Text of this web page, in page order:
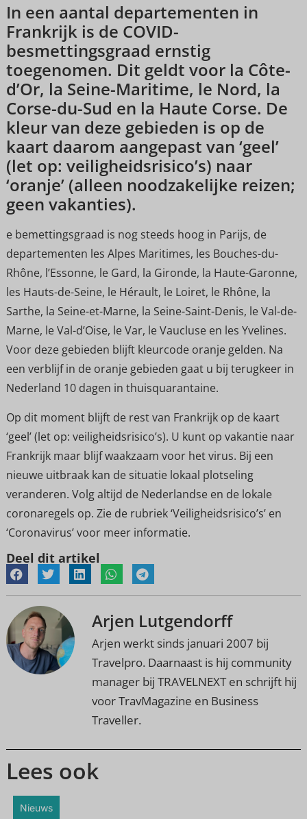
In een aantal departementen in
Frankrijk is de COVID-
besmettingsgraad ernstig
toegenomen. Dit geldt voor la Côte-
d’Or, la Seine-Maritime, le Nord, la
Corse-du-Sud en la Haute Corse. De
kleur van deze gebieden is op de
kaart daarom aangepast van ‘geel’
(let op: veiligheidsrisico’s) naar
‘oranje’ (alleen noodzakelijke reizen;
geen vakanties).
e bemettingsgraad is nog steeds hoog in Parijs, de
departementen les Alpes Maritimes, les Bouches-du-
Rhône, l’Essonne, le Gard, la Gironde, la Haute-Garonne,
les Hauts-de-Seine, le Hérault, le Loiret, le Rhône, la
Sarthe, la Seine-et-Marne, la Seine-Saint-Denis, le Val-de-
Marne, le Val-d’Oise, le Var, le Vaucluse en les Yvelines.
Voor deze gebieden blijft kleurcode oranje gelden. Na
een verblijf in de oranje gebieden gaat u bij terugkeer in
Nederland 10 dagen in thuisquarantaine.
Op dit moment blijft de rest van Frankrijk op de kaart
‘geel’ (let op: veiligheidsrisico’s). U kunt op vakantie naar
Frankrijk maar blijf waakzaam voor het virus. Bij een
nieuwe uitbraak kan de situatie lokaal plotseling
veranderen. Volg altijd de Nederlandse en de lokale
coronaregels op. Zie de rubriek ‘Veiligheidsrisico’s’ en
‘Coronavirus’ voor meer informatie.
Deel dit artikel
Arjen Lutgendorff
Arjen werkt sinds januari 2007 bij
Travelpro. Daarnaast is hij community
manager bij TRAVELNEXT en schrijft hij
voor TravMagazine en Business
Traveller.
Lees ook
Nieuws